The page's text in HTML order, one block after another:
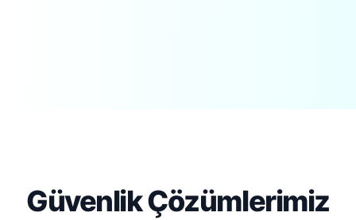
Güvenlik Çözümlerimiz